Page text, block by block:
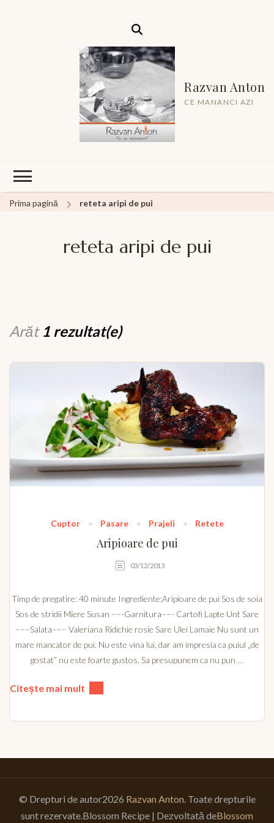
Razvan Anton
CE MANANCI AZI
Prima pagină reteta aripi de pui
reteta aripi de pui
Arăt 1 rezultat(e)
Cuptor Pasare Prajeli Retete
Aripioare de pui
03/12/2013
Timp de pregatire: 40 minute Ingrediente:Aripioare de pui Sos de soia
Sos de stridii Miere Susan ––-Garnitura––- Cartofi Lapte Unt Sare
–––Salata––– Valeriana Ridichie rosie Sare Ulei Lamaie Nu sunt un
mare mancator de pui. Nu este vina lui, dar am impresia ca puiul „de
gostat” nu este foarte gustos. Sa presupunem ca nu pun …
Citește mai mult
© Drepturi de autor2026 Razvan Anton . Toate drepturile
sunt rezervate. Blossom Recipe | Dezvoltată deBlossom